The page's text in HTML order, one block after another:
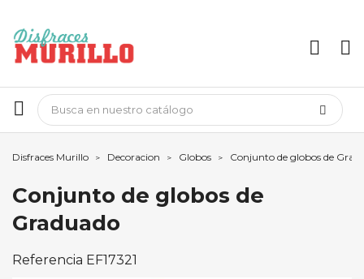
Disfraces Murillo Decoracion Globos Conjunto de globos de
Conjunto de globos de
Graduado
Referencia EF17321